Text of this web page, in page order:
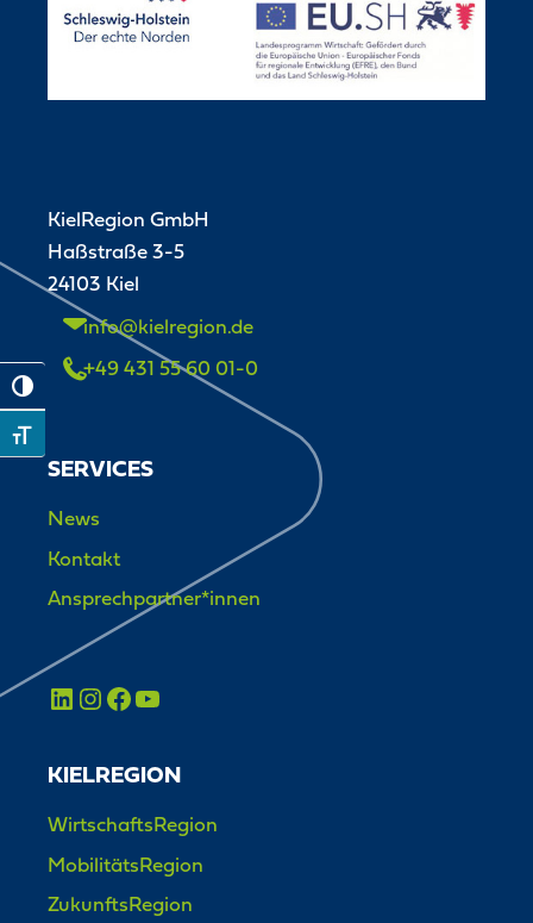
Toggle High Contrast
Toggle Font size
KielRegion GmbH
Haßstraße 3-5
24103 Kiel
info@kielregion.de
+49 431 55 60 01-0
SERVICES
News
Kontakt
Ansprechpartner*innen
KIELREGION
WirtschaftsRegion
MobilitätsRegion
ZukunftsRegion